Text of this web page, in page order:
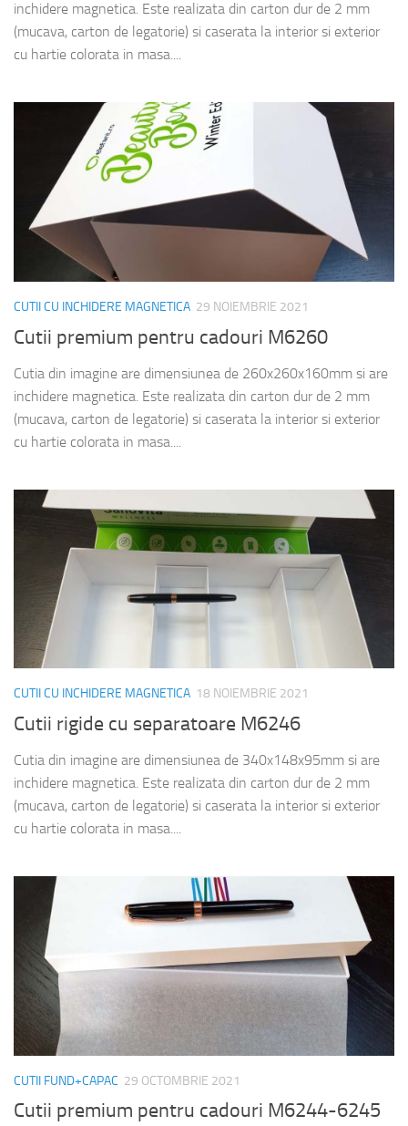
inchidere magnetica. Este realizata din carton dur de 2 mm
(mucava, carton de legatorie) si caserata la interior si exterior
cu hartie colorata in masa....
CUTII CU INCHIDERE MAGNETICA 29 NOIEMBRIE 2021
Cutii premium pentru cadouri M6260
Cutia din imagine are dimensiunea de 260x260x160mm si are
inchidere magnetica. Este realizata din carton dur de 2 mm
(mucava, carton de legatorie) si caserata la interior si exterior
cu hartie colorata in masa....
CUTII CU INCHIDERE MAGNETICA 18 NOIEMBRIE 2021
Cutii rigide cu separatoare M6246
Cutia din imagine are dimensiunea de 340x148x95mm si are
inchidere magnetica. Este realizata din carton dur de 2 mm
(mucava, carton de legatorie) si caserata la interior si exterior
cu hartie colorata in masa....
CUTII FUND+CAPAC 29 OCTOMBRIE 2021
Cutii premium pentru cadouri M6244-6245